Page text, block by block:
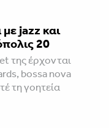
jazz και
20
της έρχονται
bossa nova
τη γοητεία